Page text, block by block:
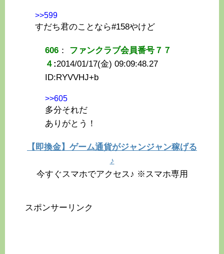
>>599
すだち君のことなら#158やけど
606 ： ファンクラブ会員番号７７
４ :2014/01/17(金) 09:09:48.27
ID:RYVVHJ+b
>>605
多分それだ
ありがとう！
【即換金】ゲーム通貨がジャンジャン稼げる
♪
今すぐスマホでアクセス♪ ※スマホ専用
スポンサーリンク